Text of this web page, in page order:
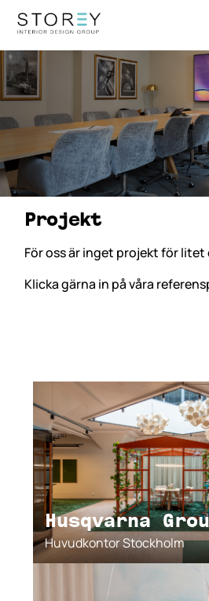
Projekt
För oss är inget projekt för
Klicka gärna in på våra
Husqvarna
Huvudkontor Stockholm